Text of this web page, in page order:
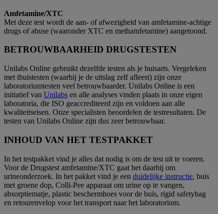
Amfetamine/XTC
Met deze test wordt de aan- of afwezigheid van amfetamine-achtige
drugs of abuse (waaronder XTC en methamfetamine) aangetoond.
BETROUWBAARHEID DRUGSTESTEN
Unilabs Online gebruikt dezelfde testen als je huisarts. Vergeleken
met thuistesten (waarbij je de uitslag zelf afleest) zijn onze
laboratoriumtesten veel betrouwbaarder. Unilabs Online is een
initiatief van Unilabs en alle analyses vinden plaats in onze eigen
laboratoria, die ISO geaccrediteerd zijn en voldoen aan alle
kwaliteitseisen. Onze specialisten beoordelen de testresultaten. De
testen van Unilabs Online zijn dus zeer betrouwbaar.
INHOUD VAN HET TESTPAKKET
In het testpakket vind je alles dat nodig is om de test uit te voeren.
Voor de Drugstest amfetamine/XTC gaat het daarbij om
urineonderzoek. In het pakket vind je een duidelijke instructie, buis
met groene dop, Colli-Pee apparaat om urine op te vangen,
absorptiematje, plastic beschermhoes voor de buis, rigid safetybag
en retourenvelop voor het transport naar het laboratorium.